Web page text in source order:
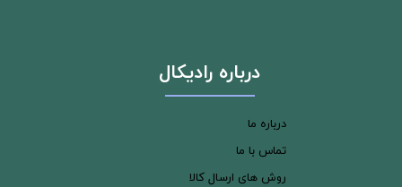
درباره رادیکال
درباره ما
تماس با ما
روش های ارسال کالا